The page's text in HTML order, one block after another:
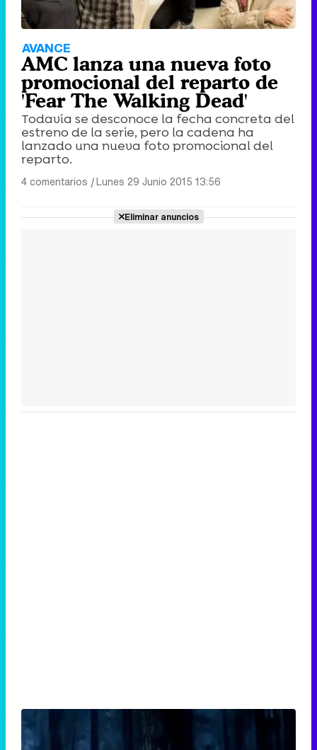
AVANCE
AMC lanza una nueva foto
promocional del reparto de
'Fear The Walking Dead'
Todavía se desconoce la fecha concreta del
estreno de la serie, pero la cadena ha
lanzado una nueva foto promocional del
reparto.
4 comentarios |Lunes 29 Junio 2015 13:56
Eliminar anuncios